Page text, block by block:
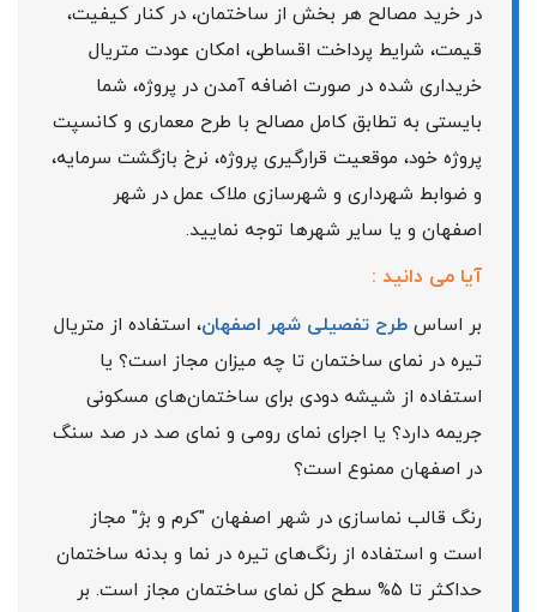
در خرید مصالح هر بخش از ساختمان، در کنار کیفیت،
قیمت، شرایط پرداخت اقساطی، امکان عودت متریال
خریداری شده در صورت اضافه آمدن در پروژه، شما
بایستی به تطابق کامل مصالح با طرح معماری و کانسپت
پروژه خود، موقعیت قرارگیری پروژه، نرخ بازگشت سرمایه،
و ضوابط شهرداری و شهرسازی ملاک عمل در شهر
اصفهان و یا سایر شهرها توجه نمایید.
آیا می دانید :
بر اساسطرح تفصیلی شهر اصفهان، استفاده از متریال
تیره در نمای ساختمان تا چه میزان مجاز است؟ یا
استفاده از شیشه دودی برای ساختمان‌های مسکونی
جریمه دارد؟ یا اجرای نمای رومی و نمای صد در صد سنگ
در اصفهان ممنوع است؟
رنگ قالب نماسازی در شهر اصفهان "کرم و بژ" مجاز
است و استفاده از رنگ‌های تیره در نما و بدنه ساختمان
حداکثر تا ۵% سطح کل نمای ساختمان مجاز است. بر